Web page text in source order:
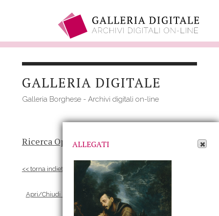
contenutoGALLERIA DIGITALE
Galleria Borghese - Archivi digitali on-line
Ricerca Opere-Risultato
<< torna indietro
Apri/Chiudi scheda Allegati
ALLEGATI